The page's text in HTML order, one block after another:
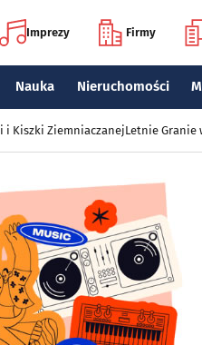
Imprezy Firmy
Nauka Nieruchomości
i Kiszki ZiemniaczanejLetnie Granie